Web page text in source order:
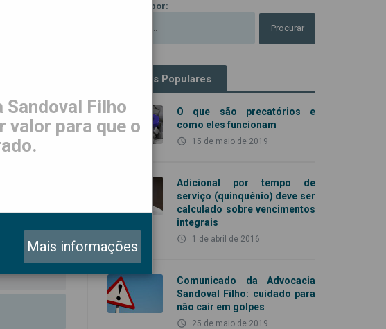
Procurar por:
Artigos Populares
O que são precatórios e
como eles funcionam
access_time 15 de maio de 2019
Adicional por tempo de
serviço (quinquênio) deve ser
calculado sobre vencimentos
integrais
access_time 1 de abril de 2016
Comunicado da Advocacia
Sandoval Filho: cuidado para
não cair em golpes
access_time 25 de maio de 2019
Sandoval Filho
valor para que o
Mais informações